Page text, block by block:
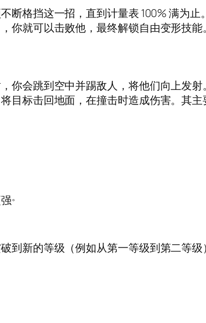
断格挡这一招，直到计量表 100% 满为止
就可以击败他，最终解锁自由变形技能。
你会跳到空中并踢敌人，将他们向上发
目标击回地面，在撞击时造成伤害。其
。
到新的等级（例如从第一等级到第二等